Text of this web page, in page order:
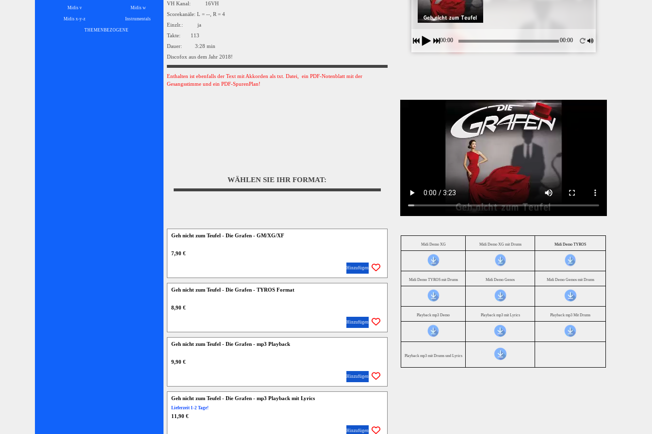
Midis v Midis w
Midis x-y-z Instrumentals
THEMENBEZOGENE
VH Kanal: 16VH
Scorekanäle: L = --, R = 4
Einzlr.: ja
Takte: 113
Dauer: 3:28 min
Discofox aus dem Jahr 2018!
Enthalten ist ebenfalls der Text mit Akkorden als txt. Datei, ein PDF-Notenblatt mit der
Gesangsstimme und ein PDF-SpurenPlan!
00:00 00:00
WÄHLEN SIE IHR FORMAT:
Geh nicht zum Teufel - Die Grafen - GM/XG/XF
7,90 €
Hinzufügen
Geh nicht zum Teufel - Die Grafen - TYROS Format
8,90 €
Hinzufügen
Geh nicht zum Teufel - Die Grafen - mp3 Playback
9,90 €
Hinzufügen
Geh nicht zum Teufel - Die Grafen - mp3 Playback mit Lyrics
Lieferzeit 1-2 Tage!
11,90 €
Hinzufügen
Midi Demo XG Midi Demo XG mit Drums Midi Demo TYROS
Midi Demo TYROS mit Drums Midi Demo Genos Midi Demo Gemos mit Drums
Playback mp3 Demo Playback mp3 mit Lyrics Playback mp3 Mit Drums
Playback mp3 mit Drums und Lyrics